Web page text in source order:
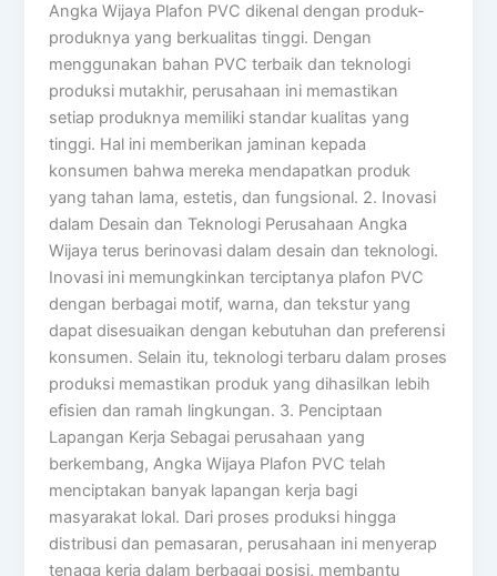
Angka Wijaya Plafon PVC dikenal dengan produk-
produknya yang berkualitas tinggi. Dengan
menggunakan bahan PVC terbaik dan teknologi
produksi mutakhir, perusahaan ini memastikan
setiap produknya memiliki standar kualitas yang
tinggi. Hal ini memberikan jaminan kepada
konsumen bahwa mereka mendapatkan produk
yang tahan lama, estetis, dan fungsional. 2. Inovasi
dalam Desain dan Teknologi Perusahaan Angka
Wijaya terus berinovasi dalam desain dan teknologi.
Inovasi ini memungkinkan terciptanya plafon PVC
dengan berbagai motif, warna, dan tekstur yang
dapat disesuaikan dengan kebutuhan dan preferensi
konsumen. Selain itu, teknologi terbaru dalam proses
produksi memastikan produk yang dihasilkan lebih
efisien dan ramah lingkungan. 3. Penciptaan
Lapangan Kerja Sebagai perusahaan yang
berkembang, Angka Wijaya Plafon PVC telah
menciptakan banyak lapangan kerja bagi
masyarakat lokal. Dari proses produksi hingga
distribusi dan pemasaran, perusahaan ini menyerap
tenaga kerja dalam berbagai posisi, membantu